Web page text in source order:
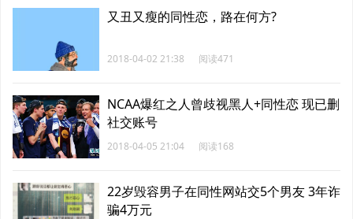
又丑又瘦的同性恋，路在何方?
2018-04-02 21:38 阅读471
NCAA爆红之人曾歧视黑人+同性恋 现已删
社交账号
2018-04-05 21:04 阅读168
22岁毁容男子在同性网站交5个男友 3年诈
骗4万元